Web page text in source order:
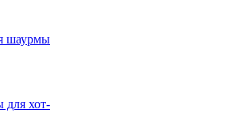
шаурмы
для хот-